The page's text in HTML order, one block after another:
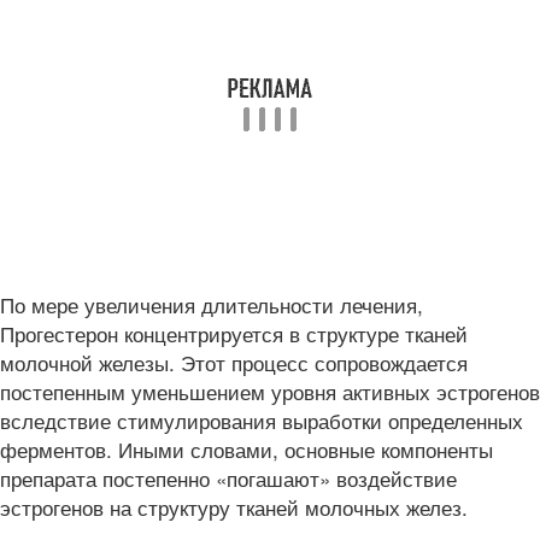
По мере увеличения длительности лечения,
Прогестерон концентрируется в структуре тканей
молочной железы. Этот процесс сопровождается
постепенным уменьшением уровня активных эстрогенов
вследствие стимулирования выработки определенных
ферментов. Иными словами, основные компоненты
препарата постепенно «погашают» воздействие
эстрогенов на структуру тканей молочных желез.